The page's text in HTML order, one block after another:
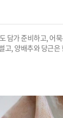
담가 준비하고, 어
고, 양배추와 당근